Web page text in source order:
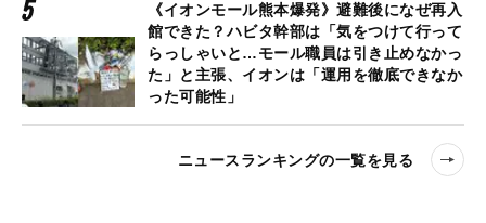
《イオンモール熊本爆発》避難後になぜ再入
館できた？ハビタ幹部は「気をつけて行って
らっしゃいと…モール職員は引き止めなかっ
た」と主張、イオンは「運用を徹底できなか
った可能性」
ニュースランキングの一覧を見る